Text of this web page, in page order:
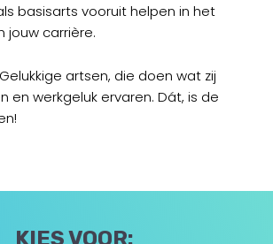
basisarts vooruit helpen in het
jouw carrière.
artsen, die doen wat zij
en werkgeluk ervaren. Dát, is de
KIES VOOR: